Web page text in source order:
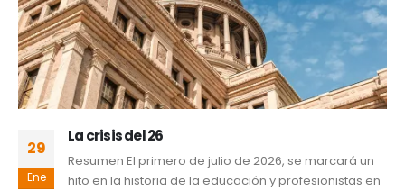
29
Ene
La crisis del 26
Resumen El primero de julio de 2026, se marcará un
hito en la historia de la educación y profesionistas en